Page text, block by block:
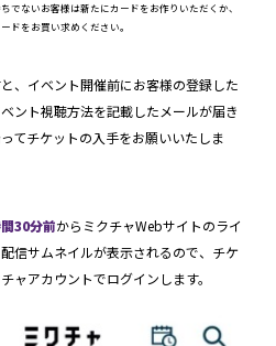
でないお客様は新たにカードをお作りいただくか、
ドをお買い求めください。
、イベント開催前にお客様の登録した
ント視聴方法を記載したメールが届き
てチケットの入手をお願いいたしま
30分前からミクチャWebサイトのライ
信サムネイルが表示されるので、チケ
ャアカウントでログインします。